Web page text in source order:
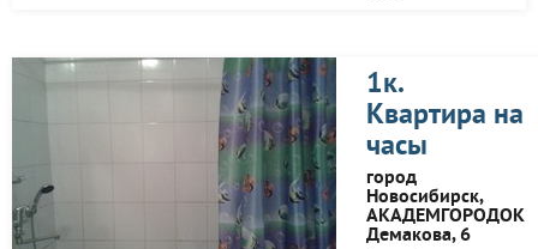
1к.
Квартира на
часы
город
Новосибирск,
АКАДЕМГОРОДОК
Демакова, 6